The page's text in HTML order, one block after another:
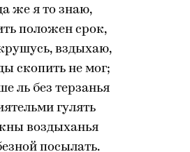
же я то знаю,
положен срок,
вздыхаю,
скопить не мог;
ль без терзанья
гулять
воздыханья
посылать.